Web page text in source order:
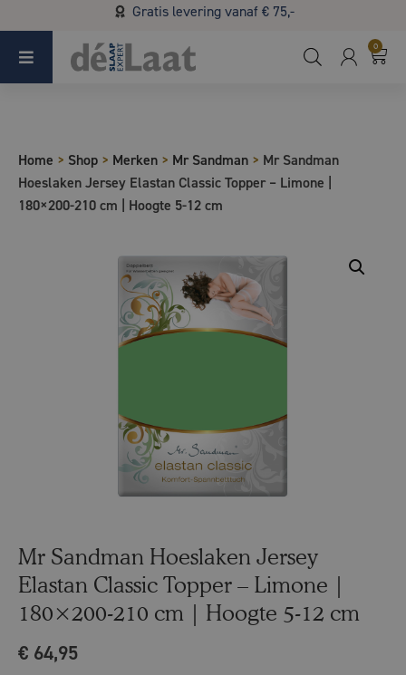
Gratis levering vanaf € 75,-
Koopzondag 29 maart in Bladel van 13.00 - 17.00
0
Home > Shop > Merken > Mr Sandman > Mr Sandman
Hoeslaken Jersey Elastan Classic Topper – Limone |
180×200-210 cm | Hoogte 5-12 cm
Mr Sandman Hoeslaken Jersey
Elastan Classic Topper – Limone |
180×200-210 cm | Hoogte 5-12 cm
€ 64,95